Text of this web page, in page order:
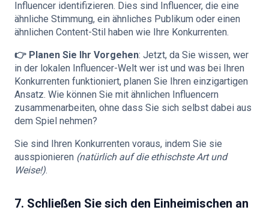
Influencer identifizieren. Dies sind Influencer, die eine
ähnliche Stimmung, ein ähnliches Publikum oder einen
ähnlichen Content-Stil haben wie Ihre Konkurrenten.
👉 Planen Sie Ihr Vorgehen: Jetzt, da Sie wissen, wer
in der lokalen Influencer-Welt wer ist und was bei Ihren
Konkurrenten funktioniert, planen Sie Ihren einzigartigen
Ansatz. Wie können Sie mit ähnlichen Influencern
zusammenarbeiten, ohne dass Sie sich selbst dabei aus
dem Spiel nehmen?
Sie sind Ihren Konkurrenten voraus, indem Sie sie
ausspionieren (natürlich auf die ethischste Art und
Weise!).
7. Schließen Sie sich den Einheimischen an